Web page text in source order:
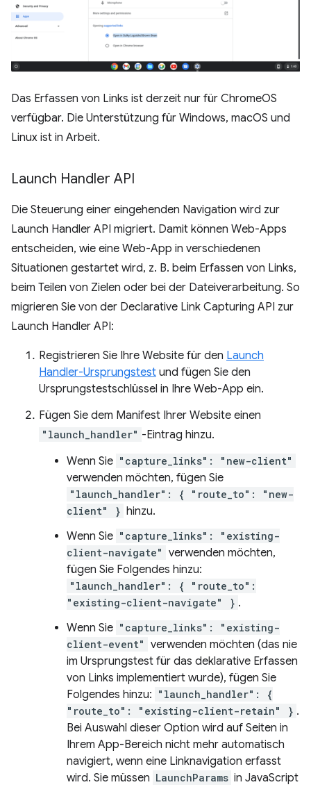
Das Erfassen von Links ist derzeit nur für ChromeOS
verfügbar. Die Unterstützung für Windows, macOS und
Linux ist in Arbeit.
Launch Handler API
Die Steuerung einer eingehenden Navigation wird zur
Launch Handler API migriert. Damit können Web-Apps
entscheiden, wie eine Web-App in verschiedenen
Situationen gestartet wird, z. B. beim Erfassen von Links,
beim Teilen von Zielen oder bei der Dateiverarbeitung. So
migrieren Sie von der Declarative Link Capturing API zur
Launch Handler API:
Registrieren Sie Ihre Website für den Launch
Handler-Ursprungstest und fügen Sie den
Ursprungstestschlüssel in Ihre Web-App ein.
Fügen Sie dem Manifest Ihrer Website einen
"launch_handler" -Eintrag hinzu.
Wenn Sie "capture_links": "new-client"
verwenden möchten, fügen Sie
"launch_handler": { "route_to": "new-
client" } hinzu.
Wenn Sie "capture_links": "existing-
client-navigate" verwenden möchten,
fügen Sie Folgendes hinzu:
"launch_handler": { "route_to":
"existing-client-navigate" } .
Wenn Sie "capture_links": "existing-
client-event" verwenden möchten (das nie
im Ursprungstest für das deklarative Erfassen
von Links implementiert wurde), fügen Sie
Folgendes hinzu: "launch_handler": {
"route_to": "existing-client-retain" } .
Bei Auswahl dieser Option wird auf Seiten in
Ihrem App-Bereich nicht mehr automatisch
navigiert, wenn eine Linknavigation erfasst
wird. Sie müssen LaunchParams in JavaScript